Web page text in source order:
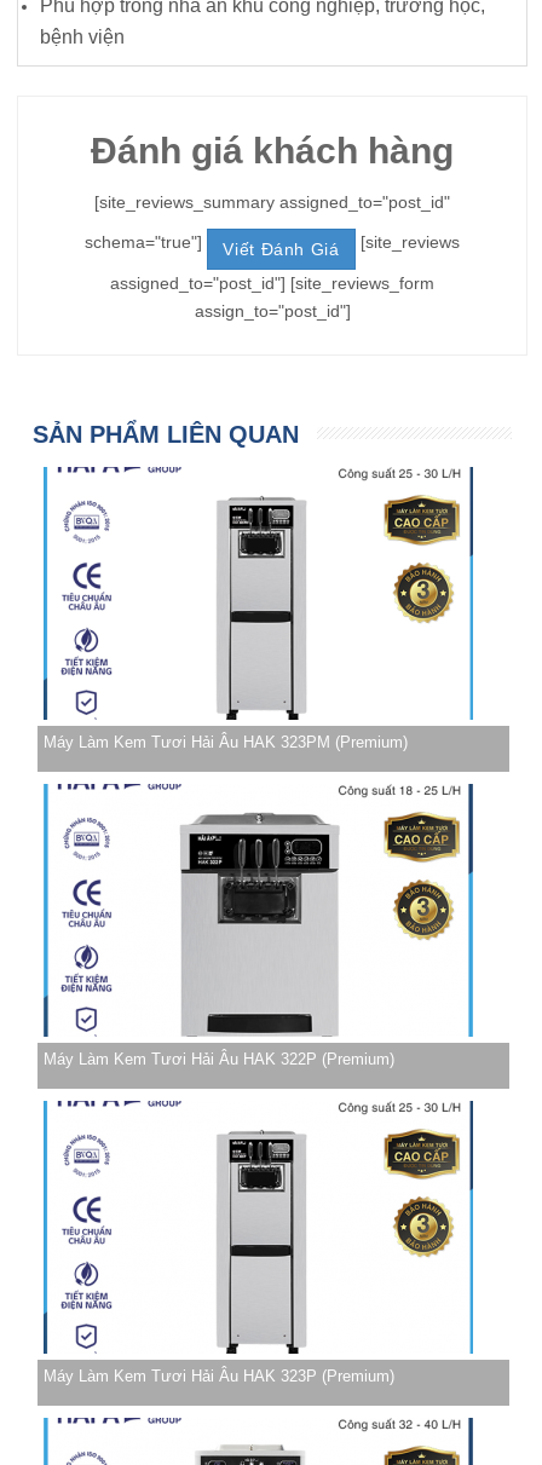
Phù hợp trong nhà ăn khu công nghiệp, trường học,
bệnh viện
Đánh giá khách hàng
[site_reviews_summary assigned_to="post_id"
schema="true"] Viết Đánh Giá [site_reviews
assigned_to="post_id"] [site_reviews_form
assign_to="post_id"]
SẢN PHẨM LIÊN QUAN
Máy Làm Kem Tươi Hải Âu HAK 323PM (Premium)
Máy Làm Kem Tươi Hải Âu HAK 322P (Premium)
Máy Làm Kem Tươi Hải Âu HAK 323P (Premium)